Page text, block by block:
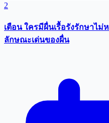
2
เตือน ใครมีผื่นเรื้อรังรักษาไม่
ลักษณะเด่นของผื่น